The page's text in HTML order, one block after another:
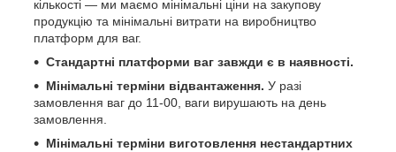
кількості — ми маємо мінімальні ціни на закупову
продукцію та мінімальні витрати на виробництво
платформ для ваг.
Стандартні платформи ваг завжди є в наявності.
Мінімальні терміни відвантаження. У разі
замовлення ваг до 11-00, ваги вирушають на день
замовлення.
Мінімальні терміни виготовлення нестандартних